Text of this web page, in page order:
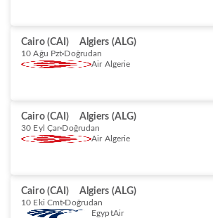
Cairo (CAI) Algiers (ALG)
10 Ağu Pzt Doğrudan
Air Algerie
Cairo (CAI) Algiers (ALG)
30 Eyl Çar Doğrudan
Air Algerie
Cairo (CAI) Algiers (ALG)
10 Eki Cmt Doğrudan
EgyptAir